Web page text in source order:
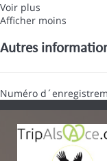
Voir plus
Afficher moins
Autres
Numéro